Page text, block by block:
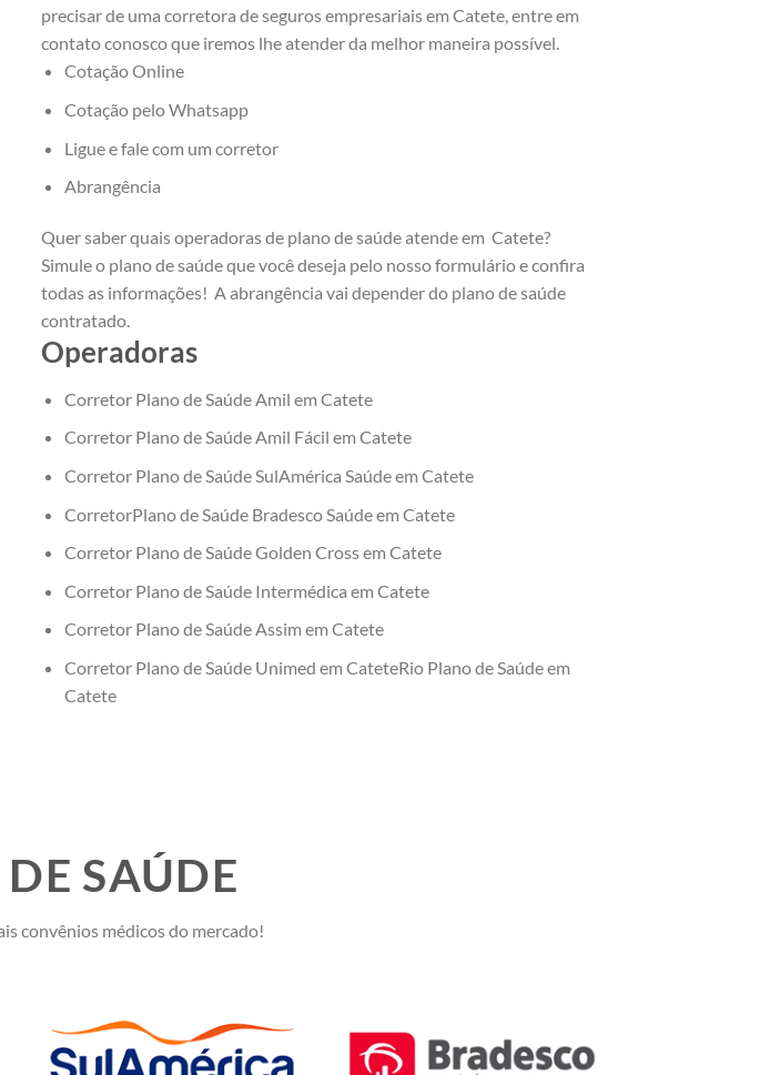
precisar de uma corretora de seguros empresariais em Catete, entre em
contato conosco que iremos lhe atender da melhor maneira possível.
Cotação Online
Cotação pelo Whatsapp
Ligue e fale com um corretor
Abrangência
Quer saber quais operadoras de plano de saúde atende em Catete?
Simule o plano de saúde que você deseja pelo nosso formulário e confira
todas as informações! A abrangência vai depender do plano de saúde
contratado.
Operadoras
Corretor Plano de Saúde Amil em Catete
Corretor Plano de Saúde Amil Fácil em Catete
Corretor Plano de Saúde SulAmérica Saúde em Catete
CorretorPlano de Saúde Bradesco Saúde em Catete
Corretor Plano de Saúde Golden Cross em Catete
Corretor Plano de Saúde Intermédica em Catete
Corretor Plano de Saúde Assim em Catete
Corretor Plano de Saúde Unimed em CateteRio Plano de Saúde em
Catete
SAÚDE
convênios médicos do mercado!